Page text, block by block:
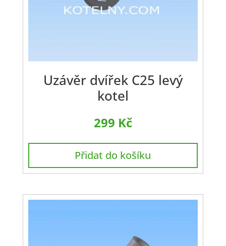
Uzávěr dvířek C25 levý
kotel
299 Kč
Přidat do košíku